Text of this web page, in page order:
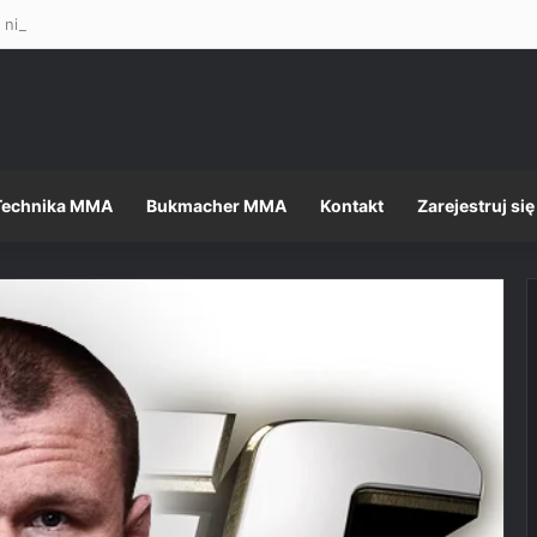
nietęga, ale formalności, jak zawsze, dopełnione – Mateusz Gamrot w
MMA Bukmacher MMA Kontakt Zarejestruj się